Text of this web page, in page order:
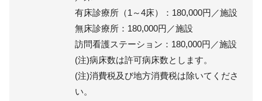
有床診療所（1～4床）：180,000円／施設
無床診療所：180,000円／施設
訪問看護ステーション：180,000円／施設
(注)病床数は許可病床数とします。
(注)消費税及び地方消費税は除いてくださ
い。